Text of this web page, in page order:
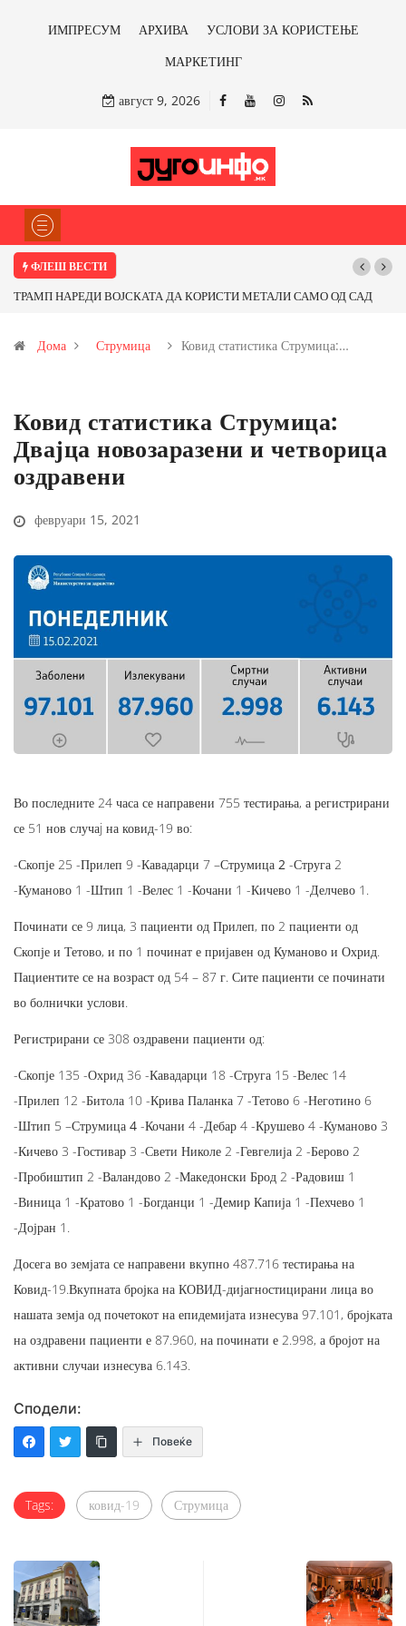
ИМПРЕСУМ АРХИВА
УСЛОВИ ЗА КОРИСТЕЊЕ
МАРКЕТИНГ
август 9, 2026
ФЛЕШ ВЕСТИ
НАРЕДИ ВОЈСКАТА ДА КОРИСТИ МЕТАЛИ САМО ОД САД
и со антимонот?
Дома Струмица Ковид статистика Струмица:…
Ковид статистика Струмица:
Двајца новозаразени и четворица
оздравени
февруари 15, 2021
Во последните 24 часа се направени 755 тестирања, а регистрирани
се 51 нов случаj на ковид-19 во:
-Скопје 25 -Прилеп 9 -Кавадарци 7 –Струмица 2 -Струга 2
-Куманово 1 -Штип 1 -Велес 1 -Кочани 1 -Кичево 1 -Делчево 1.
Починати се 9 лица, 3 пациенти од Прилеп, по 2 пациенти од
Скопје и Тетово, и по 1 починат е пријавен од Куманово и Охрид.
Пациентите се на возраст од 54 – 87 г. Сите пациенти се починати
во болнички услови.
Регистрирани се 308 оздравени пациенти од:
-Скопје 135 -Охрид 36 -Кавадарци 18 -Струга 15 -Велес 14
-Прилеп 12 -Битола 10 -Крива Паланка 7 -Тетово 6 -Неготино 6
-Штип 5 –Струмица 4 -Кочани 4 -Дебар 4 -Крушево 4 -Куманово 3
-Кичево 3 -Гостивар 3 -Свети Николе 2 -Гевгелија 2 -Берово 2
-Пробиштип 2 -Валандово 2 -Македонски Брод 2 -Радовиш 1
-Виница 1 -Кратово 1 -Богданци 1 -Демир Капија 1 -Пехчево 1
-Дојран 1.
Досега во земјата се направени вкупно 487.716 тестирања на
Ковид-19.Вкупната бројка на КОВИД-дијагностицирани лица во
нашата земја од почетокот на епидемијата изнесува 97.101, бројката
на оздравени пациенти е 87.960, на починати е 2.998, а бројот на
активни случаи изнесува 6.143.
Сподели:
Повеќе
Tags: ковид-19 Струмица